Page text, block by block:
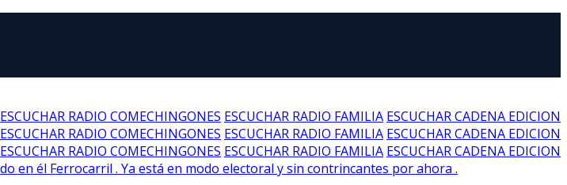
ESCUCHAR RADIO COMECHINGONES ESCUCHAR RADIO FAMILIA ESCUCHAR CADENA EDICION
ESCUCHAR RADIO COMECHINGONES ESCUCHAR RADIO FAMILIA ESCUCHAR CADENA EDICION
ESCUCHAR RADIO COMECHINGONES ESCUCHAR RADIO FAMILIA ESCUCHAR CADENA EDICION